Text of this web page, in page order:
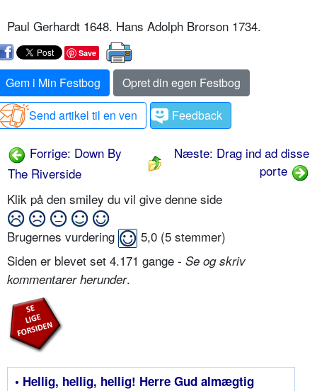
Paul Gerhardt 1648. Hans Adolph Brorson 1734.
Save
Gem i Min Festbog
Opret din egen Festbog
Send artikel til en ven
Feedback
Forrige: Down By
The Riverside
Næste: Drag ind ad disse
porte
Klik på den smiley du vil give denne side
Brugernes vurdering 5,0 (5 stemmer)
Siden er blevet set 4.171 gange - Se og skriv
kommentarer herunder.
• Hellig, hellig, hellig! Herre Gud almægtig